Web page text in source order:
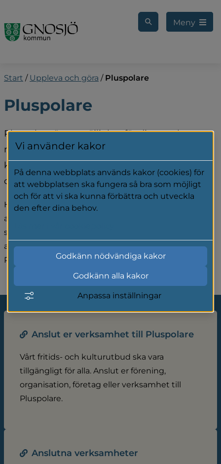
Meny
Start / Uppleva och göra / Pluspolare
Pluspolare
Pluspolare är en möjlighet för dig som har
någon typ av funktions­nedsättning, att lättare
kunna ta del av olika evenemang inom fritid
och kultur.
Här kan du ansöka om ett Pluspolarekort och ta del
av vilka föreningar, organisationer och verksamheter
som är anslutna. Du som arrangör kan skicka in en
anmälan om att er verksamhet vill ansluta till
Pluspolare.
Anslut er verksamhet till Pluspolare
Vårt fritids- och kulturutbud ska vara
tillgängligt för alla. Anslut er förening,
organisation, företag eller verksamhet till
Pluspolare.
Anslutna verksamheter
Vi använder kakor
På denna webbplats används kakor (cookies) för
att webbplatsen ska fungera så bra som möjligt
och för att vi ska kunna förbättra och utveckla
den efter dina behov.
Godkänn nödvändiga kakor
Godkänn alla kakor
Anpassa inställningar